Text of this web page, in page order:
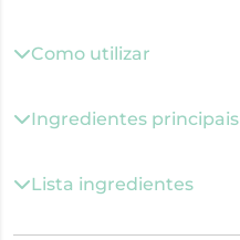
Como utilizar
Ingredientes principais
Lista ingredientes